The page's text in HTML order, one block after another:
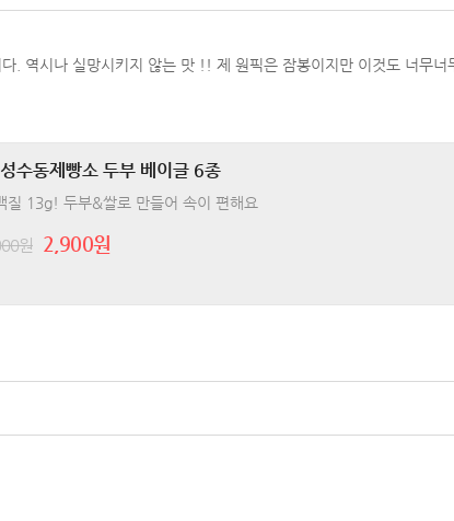
. 역시나 실망시키지 않는 맛 !! 제 원픽은 잠봉이지만 이것도 너무
수동제빵소 두부 베이글 6종
질 13g! 두부&쌀로 만들어 속이 편해요
원 2,900원